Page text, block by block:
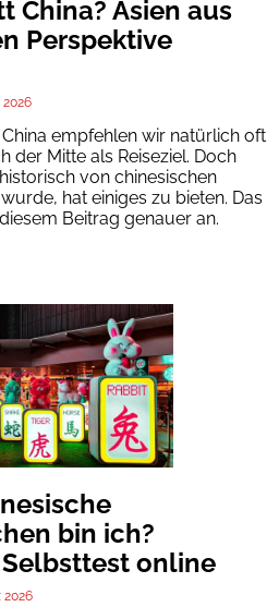
China? Asien aus
Perspektive
2026
empfehlen wir natürlich oft
der Mitte als Reiseziel. Doch
von chinesischen
hat einiges zu bieten. Das
Beitrag genauer an.
bin ich?
online
2026